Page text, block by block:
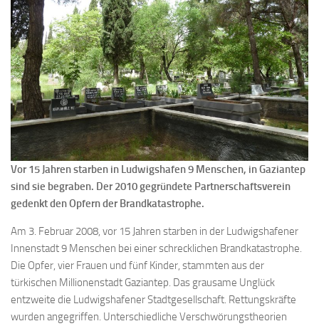
Vor 15 Jahren starben in Ludwigshafen 9 Menschen, in Gaziantep
sind sie begraben. Der 2010 gegründete Partnerschaftsverein
gedenkt den Opfern der Brandkatastrophe.
Am 3. Februar 2008, vor 15 Jahren starben in der Ludwigshafener
Innenstadt 9 Menschen bei einer schrecklichen Brandkatastrophe.
Die Opfer, vier Frauen und fünf Kinder, stammten aus der
türkischen Millionenstadt Gaziantep. Das grausame Unglück
entzweite die Ludwigshafener Stadtgesellschaft. Rettungskräfte
wurden angegriffen. Unterschiedliche Verschwörungstheorien